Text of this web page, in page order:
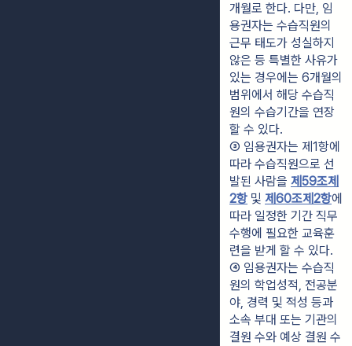
개월로 한다. 다만, 임
용권자는 수습직원의
근무 태도가 성실하지
않은 등 특별한 사유가
있는 경우에는 6개월의
범위에서 해당 수습직
원의 수습기간을 연장
할 수 있다.
③ 임용권자는 제1항에
따라 수습직원으로 선
발된 사람을 제59조제
2항 및 제60조제2항에
따라 일정한 기간 직무
수행에 필요한 교육훈
련을 받게 할 수 있다.
④ 임용권자는 수습직
원의 학업성적, 전공분
야, 경력 및 적성 등과
소속 부대 또는 기관의
결원 수와 예상 결원 수